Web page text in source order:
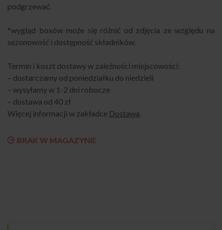
podgrzewać.
*wygląd boxów może się różnić od zdjęcia ze względu na
sezonowość i dostępność składników.
Termin i koszt dostawy w zależności miejscowości:
– dostarczamy od poniedziałku do niedzieli
– wysyłamy w 1-2 dni robocze
– dostawa od 40 zł
Więcej informacji w zakładce Dostawa.
BRAK W MAGAZYNIE